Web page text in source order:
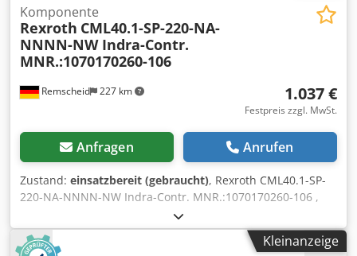
Remscheid 227 km
Komponente
Rexroth CML40.1-SP-220-NA-
NNNN-NW Indra-Contr.
MNR.:1070170260-106
1.037 €
Festpreis zzgl. MwSt.
Anfragen Anrufen
Zustand: einsatzbereit (gebraucht), Rexroth CML40.1-SP-
220-NA-NNNN-NW Indra-Contr. MNR.:1070170260-106 ,
gebraucht, geringe Gebrauchsspuren, 100%
funktionsfähig, Lieferumfang gem. Fotos Dwjdpfx Amji
Ecqas Aea
Kleinanzeige